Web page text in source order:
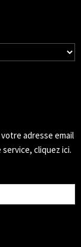
adresse email
cliquez ici.